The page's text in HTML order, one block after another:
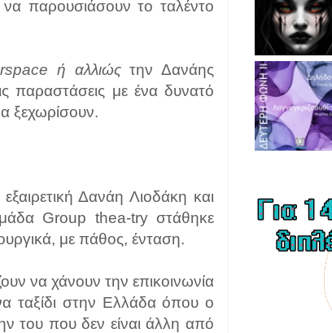
παρουσιάσουν το ταλέντο
ή αλλιώςτην Δανάης
παραστάσεις με ένα δυνατό
ξεχωρίσουν.
Δανάη Λιοδάκη και
Group thea-try στάθηκε
με πάθος, ένταση.
να χάνουν την επικοινωνία
ταξίδι στην Ελλάδα όπου ο
του που δεν είναι άλλη από